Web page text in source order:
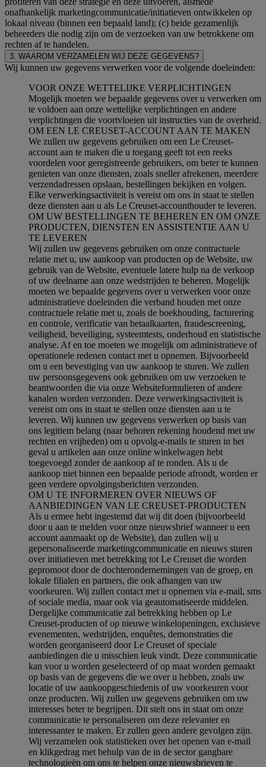
onafhankelijk marketingcommunicatie/initiatieven ontwikkelen op
lokaal niveau (binnen een bepaald land); (c) beide gezamenlijk
beheerders die nodig zijn om de verzoeken van uw betrokkene om
rechten af te handelen.
3. WAAROM VERZAMELEN WIJ DEZE GEGEVENS?
Wij kunnen uw gegevens verwerken voor de volgende doeleinden:
VOOR ONZE WETTELIJKE VERPLICHTINGEN
Mogelijk moeten we bepaalde gegevens over u verwerken om
te voldoen aan onze wettelijke verplichtingen en andere
verplichtingen die voortvloeien uit instructies van de overheid.
OM EEN LE CREUSET-ACCOUNT AAN TE MAKEN
We zullen uw gegevens gebruiken om een Le Creuset-
account aan te maken die u toegang geeft tot een reeks
voordelen voor geregistreerde gebruikers, om beter te kunnen
genieten van onze diensten, zoals sneller afrekenen, meerdere
verzendadressen opslaan, bestellingen bekijken en volgen.
Elke verwerkingsactiviteit is vereist om ons in staat te stellen
deze diensten aan u als Le Creuset-accounthouder te leveren.
OM UW BESTELLINGEN TE BEHEREN EN OM ONZE
PRODUCTEN, DIENSTEN EN ASSISTENTIE AAN U
TE LEVEREN
Wij zullen uw gegevens gebruiken om onze contractuele
relatie met u, uw aankoop van producten op de Website, uw
gebruik van de Website, eventuele latere hulp na de verkoop
of uw deelname aan onze wedstrijden te beheren. Mogelijk
moeten we bepaalde gegevens over u verwerken voor onze
administratieve doeleinden die verband houden met onze
contractuele relatie met u, zoals de boekhouding, facturering
en controle, verificatie van betaalkaarten, fraudescreening,
veiligheid, beveiliging, systeemtests, onderhoud en statistische
analyse. Af en toe moeten we mogelijk om administratieve of
operationele redenen contact met u opnemen. Bijvoorbeeld
om u een bevestiging van uw aankoop te sturen. We zullen
uw persoonsgegevens ook gebruiken om uw verzoeken te
beantwoorden die via onze Websiteformulieren of andere
kanalen worden verzonden. Deze verwerkingsactiviteit is
vereist om ons in staat te stellen onze diensten aan u te
leveren. Wij kunnen uw gegevens verwerken op basis van
ons legitiem belang (naar behoren rekening houdend met uw
rechten en vrijheden) om u opvolg-e-mails te sturen in het
geval u artikelen aan onze online winkelwagen hebt
toegevoegd zonder de aankoop af te ronden. Als u de
aankoop niet binnen een bepaalde periode afrondt, worden er
geen verdere opvolgingsberichten verzonden.
OM U TE INFORMEREN OVER NIEUWS OF
AANBIEDINGEN VAN LE CREUSET-PRODUCTEN
Als u ermee hebt ingestemd dat wij dit doen (bijvoorbeeld
door u aan te melden voor onze nieuwsbrief wanneer u een
account aanmaakt op de Website), dan zullen wij u
gepersonaliseerde marketingcommunicatie en nieuws sturen
over initiatieven met betrekking tot Le Creuset die worden
gepromoot door de dochterondernemingen van de groep, en
lokale filialen en partners, die ook afhangen van uw
voorkeuren. Wij zullen contact met u opnemen via e-mail, sms
of sociale media, maar ook via geautomatiseerde middelen.
Dergelijke communicatie zal betrekking hebben op Le
Creuset-producten of op nieuwe winkelopeningen, exclusieve
evenementen, wedstrijden, enquêtes, demonstraties die
worden georganiseerd door Le Creuset of speciale
aanbiedingen die u misschien leuk vindt. Deze communicatie
kan voor u worden geselecteerd of op maat worden gemaakt
op basis van de gegevens die we over u hebben, zoals uw
locatie of uw aankoopgeschiedenis of uw voorkeuren voor
onze producten. Wij zullen uw gegevens gebruiken om uw
interesses beter te begrijpen. Dit stelt ons in staat om onze
communicatie te personaliseren om deze relevanter en
interessanter te maken. Er zullen geen andere gevolgen zijn.
Wij verzamelen ook statistieken over het openen van e-mail
en klikgedrag met behulp van de in de sector gangbare
technologieën om ons te helpen onze nieuwsbrieven te